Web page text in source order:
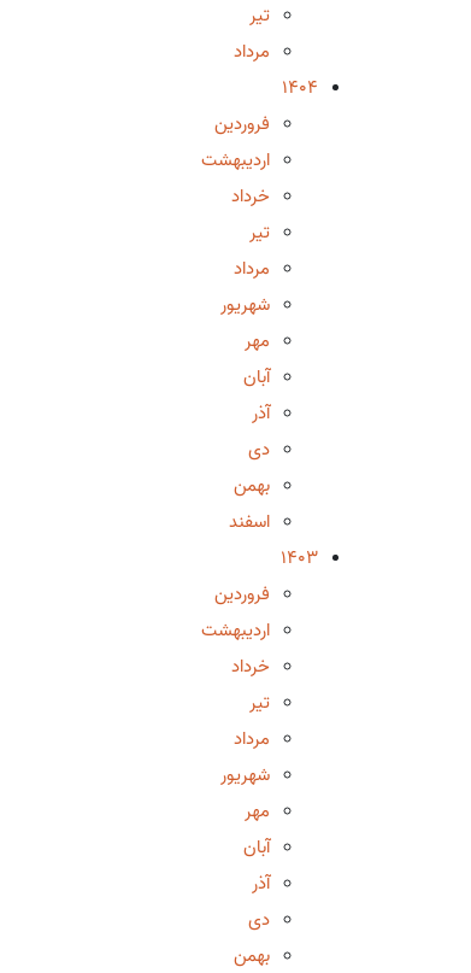
تیر
مرداد
1404
فروردین
اردیبهشت
خرداد
تیر
مرداد
شهریور
مهر
آبان
آذر
دی
بهمن
اسفند
1403
فروردین
اردیبهشت
خرداد
تیر
مرداد
شهریور
مهر
آبان
آذر
دی
بهمن